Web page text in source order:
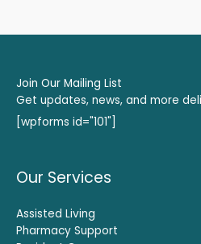
Join Our Mailing List
Get updates, news, and more
[wpforms id="101"]
Our Services
Assisted Living
Pharmacy Support